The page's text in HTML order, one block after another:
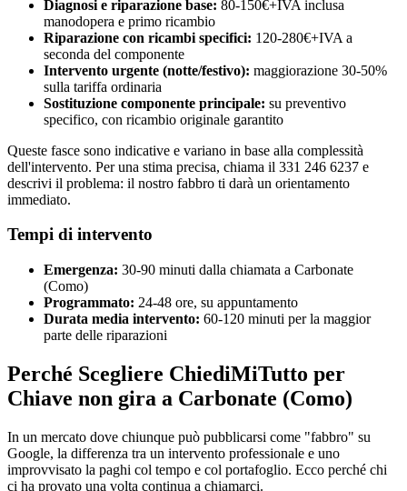
Diagnosi e riparazione base: 80-150€+IVA inclusa
manodopera e primo ricambio
Riparazione con ricambi specifici: 120-280€+IVA a
seconda del componente
Intervento urgente (notte/festivo): maggiorazione 30-50%
sulla tariffa ordinaria
Sostituzione componente principale: su preventivo
specifico, con ricambio originale garantito
Queste fasce sono indicative e variano in base alla complessità
dell'intervento. Per una stima precisa, chiama il 331 246 6237 e
descrivi il problema: il nostro fabbro ti darà un orientamento
immediato.
Tempi di intervento
Emergenza: 30-90 minuti dalla chiamata a Carbonate
(Como)
Programmato: 24-48 ore, su appuntamento
Durata media intervento: 60-120 minuti per la maggior
parte delle riparazioni
Perché Scegliere ChiediMiTutto per
Chiave non gira a Carbonate (Como)
In un mercato dove chiunque può pubblicarsi come "fabbro" su
Google, la differenza tra un intervento professionale e uno
improvvisato la paghi col tempo e col portafoglio. Ecco perché chi
ci ha provato una volta continua a chiamarci.